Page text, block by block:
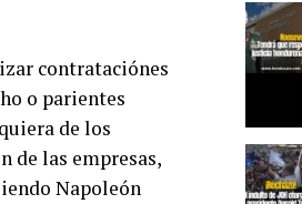
contrataciónes
o parientes
de los
de las empresas,
Napoleón